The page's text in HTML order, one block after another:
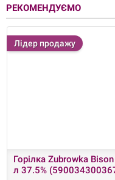
РЕКОМЕНДУЄМО
Лідер продажу
Горілка Zubrowka
л 37.5%